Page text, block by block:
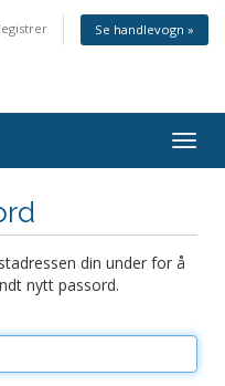
Se handlevogn »
din under for å
nytt passord.